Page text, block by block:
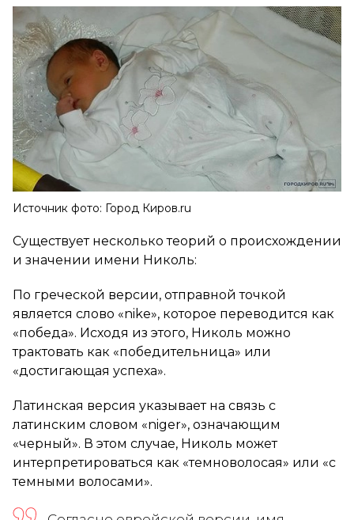
Источник фото: Город Киров.ru
Существует несколько теорий о происхождении
и значении имени Николь:
По греческой версии, отправной точкой
является слово «nike», которое переводится как
«победа». Исходя из этого, Николь можно
трактовать как «победительница» или
«достигающая успеха».
Латинская версия указывает на связь с
латинским словом «niger», означающим
«черный». В этом случае, Николь может
интерпретироваться как «темноволосая» или «с
темными волосами».